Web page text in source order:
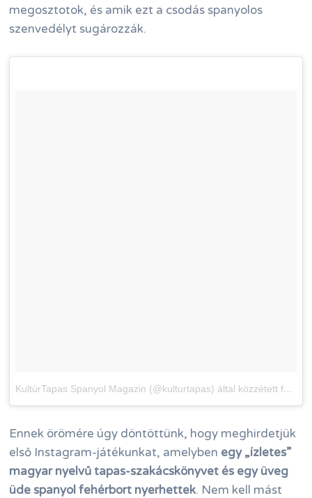
megosztotok, és amik ezt a csodás spanyolos
szenvedélyt sugározzák.
KultúrTapas Spanyol Magazin (@kulturtapas) által közzétett fénykép
Ennek örömére úgy döntöttünk, hogy meghirdetjük
első Instagram-játékunkat, amelyben egy „ízletes”
magyar nyelvű tapas-szakácskönyvet és egy üveg
üde spanyol fehérbort nyerhettek. Nem kell mást